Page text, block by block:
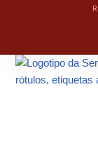
para
conteúdo